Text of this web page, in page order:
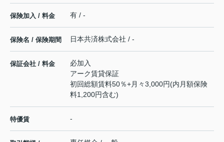
保険加入 / 料金 有 / -
保険名 / 保険期間 日本共済株式会社 / -
保証会社 / 料金
必加入
アーク賃貸保証
初回総額賃料50％+月々3,000円(内月額保険
料1,200円含む)
特優賃 -